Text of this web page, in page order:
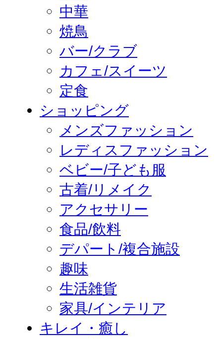
中華
焼鳥
バー/クラブ
カフェ/スイーツ
定食
ショッピング
メンズファッション
レディスファッション
ベビー/子ども服
古着/リメイク
アクセサリー
食品/飲料
デパート/複合施設
趣味
生活雑貨
家具/インテリア
キレイ・癒し